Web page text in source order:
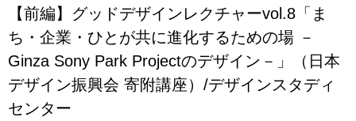
【前編】グッドデザインレクチャーvol.8「ま
ち・企業・ひとが共に進化するための場 －
Ginza Sony Park Projectのデザイン－」（日本
デザイン振興会 寄附講座）/デザインスタディ
センター